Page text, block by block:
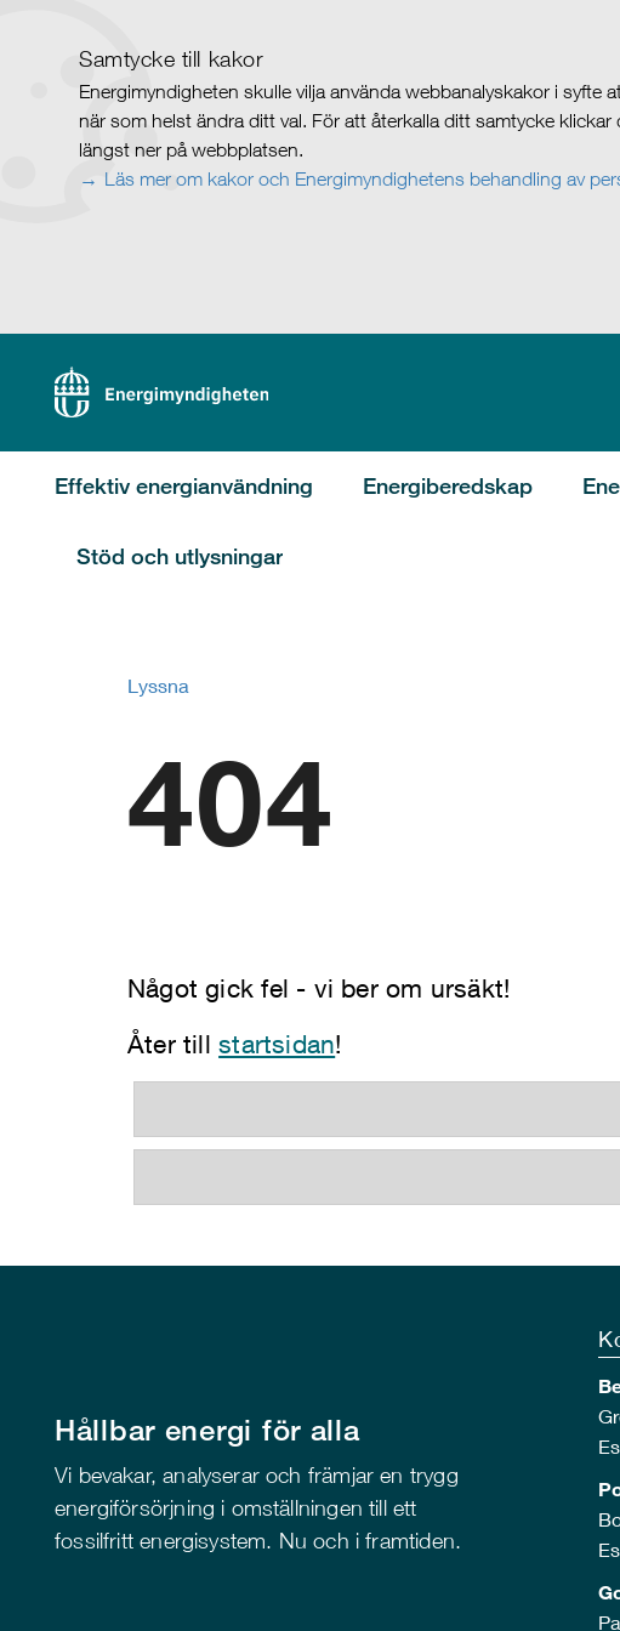
Samtycke till kakor
Energimyndigheten skulle vilja använda webbanalyskakor i
när som helst ändra ditt val. För att återkalla ditt samtycke
längst ner på webbplatsen.
Läs mer om kakor och Energimyndighetens behandling av
Effektiv energianvändning Energiberedskap
Stöd och utlysningar
Lyssna
404
Något gick fel - vi ber om ursäkt!
Åter tillstartsidan!
Hållbar energi för alla
Vi bevakar, analyserar och främjar en trygg
energiförsörjning i omställningen till ett
fossilfritt energisystem. Nu och i framtiden.